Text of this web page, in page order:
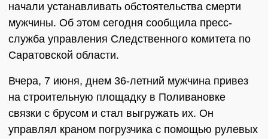
начали устанавливать обстоятельства смерти
мужчины. Об этом сегодня сообщила пресс-
служба управления Следственного комитета по
Саратовской области.
Вчера, 7 июня, днем 36-летний мужчина привез
на строительную площадку в Поливановке
связки с брусом и стал выгружать их. Он
управлял краном погрузчика с помощью рулевых